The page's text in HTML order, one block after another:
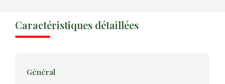
Caractéristiques détaillées
Général